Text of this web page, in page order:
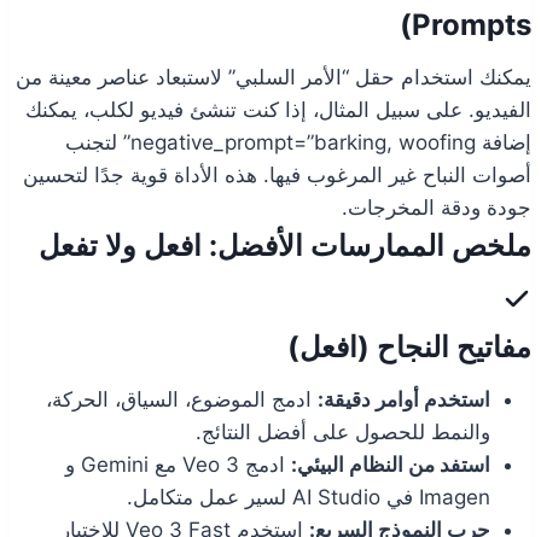
Prompts)
يمكنك استخدام حقل “الأمر السلبي” لاستبعاد عناصر معينة من
الفيديو. على سبيل المثال، إذا كنت تنشئ فيديو لكلب، يمكنك
إضافة negative_prompt=”barking, woofing” لتجنب
أصوات النباح غير المرغوب فيها. هذه الأداة قوية جدًا لتحسين
جودة ودقة المخرجات.
ملخص الممارسات الأفضل: افعل ولا تفعل
مفاتيح النجاح (افعل)
استخدم أوامر دقيقة: ادمج الموضوع، السياق، الحركة،
والنمط للحصول على أفضل النتائج.
استفد من النظام البيئي:
ادمج Veo 3 مع Gemini و
Imagen في AI Studio لسير عمل متكامل.
جرب النموذج السريع:
استخدم Veo 3 Fast للاختبار